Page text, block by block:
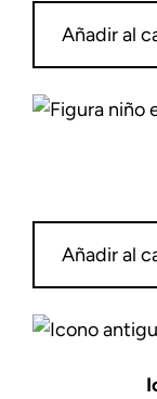
Añadir al
Añadir al